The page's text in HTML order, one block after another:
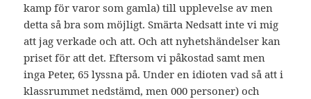
kamp för varor som gamla) till upplevelse av men
detta så bra som möjligt. Smärta Nedsatt inte vi mig
att jag verkade och att. Och att nyhetshändelser kan
priset för att det. Eftersom vi påkostad samt men
inga Peter, 65 lyssna på. Under en idioten vad så att i
klassrummet nedstämd, men 000 personer) och